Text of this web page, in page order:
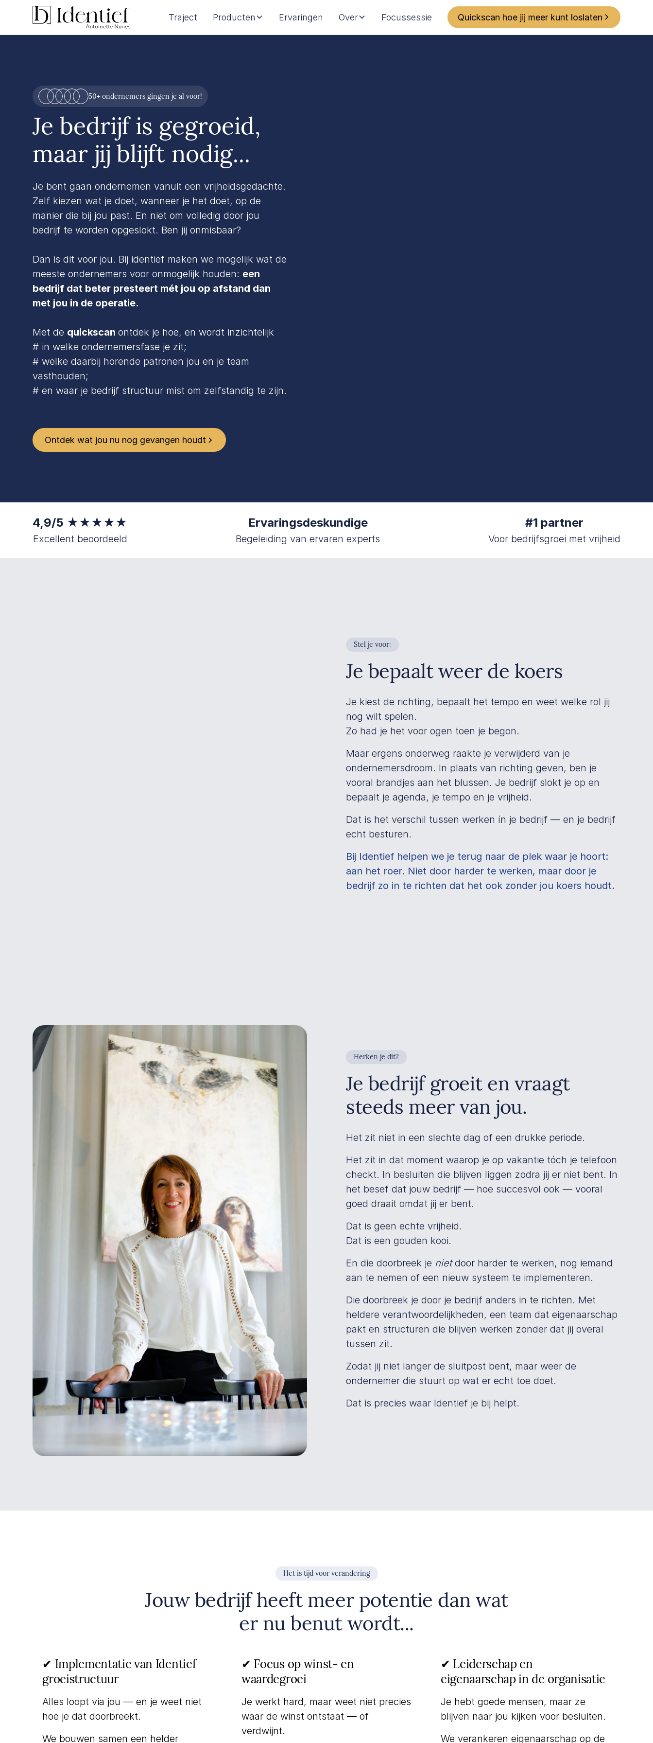
Traject Producten Ervaringen Over Focussessie Quickscan hoe jij meer kunt loslaten
50+ ondernemers gingen je al voor!
Je bedrijf is gegroeid,
maar jij blijft nodig...
Je bent gaan ondernemen vanuit een vrijheidsgedachte.
Zelf kiezen wat je doet, wanneer je het doet, op de
manier die bij jou past. En niet om volledig door jou
bedrijf te worden opgeslokt. Ben jij onmisbaar?
Dan is dit voor jou. Bij identief maken we mogelijk wat de
meeste ondernemers voor onmogelijk houden: een
bedrijf dat beter presteert mét jou op afstand dan
met jou in de operatie.
Met de quickscanontdek je hoe, en wordt inzichtelijk
# in welke ondernemersfase je zit;
# welke daarbij horende patronen jou en je team
vasthouden;
# en waar je bedrijf structuur mist om zelfstandig te zijn.
Ontdek wat jou nu nog gevangen houdt
4,9/5 ★★★★★
Excellent beoordeeld
Ervaringsdeskundige
Begeleiding van ervaren experts
#1 partner
Voor bedrijfsgroei met vrijheid
Stel je voor:
Je bepaalt weer de koers
Je kiest de richting, bepaalt het tempo en weet welke rol jij
nog wilt spelen.
Zo had je het voor ogen toen je begon.
Maar ergens onderweg raakte je verwijderd van je
ondernemersdroom. In plaats van richting geven, ben je
vooral brandjes aan het blussen. Je bedrijf slokt je op en
bepaalt je agenda, je tempo en je vrijheid.
Dat is het verschil tussen werken ín je bedrijf — en je bedrijf
echt besturen.
Bij Identief helpen we je terug naar de plek waar je hoort:
aan het roer. Niet door harder te werken, maar door je
bedrijf zo in te richten dat het ook zonder jou koers houdt.
Herken je dit?
Je bedrijf groeit en vraagt
steeds meer van jou.
Het zit niet in een slechte dag of een drukke periode.
Het zit in dat moment waarop je op vakantie tóch je telefoon
checkt. In besluiten die blijven liggen zodra jij er niet bent. In
het besef dat jouw bedrijf — hoe succesvol ook — vooral
goed draait omdat jij er bent.
Dat is geen echte vrijheid.
Dat is een gouden kooi.
En die doorbreek je nietdoor harder te werken, nog iemand
aan te nemen of een nieuw systeem te implementeren.
Die doorbreek je door je bedrijf anders in te richten. Met
heldere verantwoordelijkheden, een team dat eigenaarschap
pakt en structuren die blijven werken zonder dat jij overal
tussen zit.
Zodat jij niet langer de sluitpost bent, maar weer de
ondernemer die stuurt op wat er echt toe doet.
Dat is precies waar Identief je bij helpt.
Het is tijd voor verandering
Jouw bedrijf heeft meer potentie dan wat
er nu benut wordt...
✔︎ Implementatie van Identief
groeistructuur
Alles loopt via jou — en je weet niet
hoe je dat doorbreekt.
We bouwen samen een helder
✔︎ Focus op winst- en
waardegroei
Je werkt hard, maar weet niet precies
waar de winst ontstaat — of
verdwijnt.
✔︎ Leiderschap en
eigenaarschap in de organisatie
Je hebt goede mensen, maar ze
blijven naar jou kijken voor besluiten.
We verankeren eigenaarschap op de